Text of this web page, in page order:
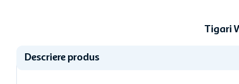
Tigari
Descriere produs